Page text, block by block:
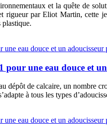
et la quête de
rigueur par Eliot Martin, cette
plastique.
pour une eau douce et
dépôt de calcaire, un nombre
à tous les types